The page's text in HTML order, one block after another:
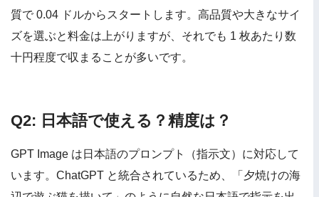
質で 0.04 ドルからスタートします。高品質や大きなサイ
ズを選ぶと料金は上がりますが、それでも 1 枚あたり数
十円程度で収まることが多いです。
Q2: 日本語で使える？精度は？
GPT Image は日本語のプロンプト（指示文）に対応して
います。ChatGPT と統合されているため、「夕焼けの海